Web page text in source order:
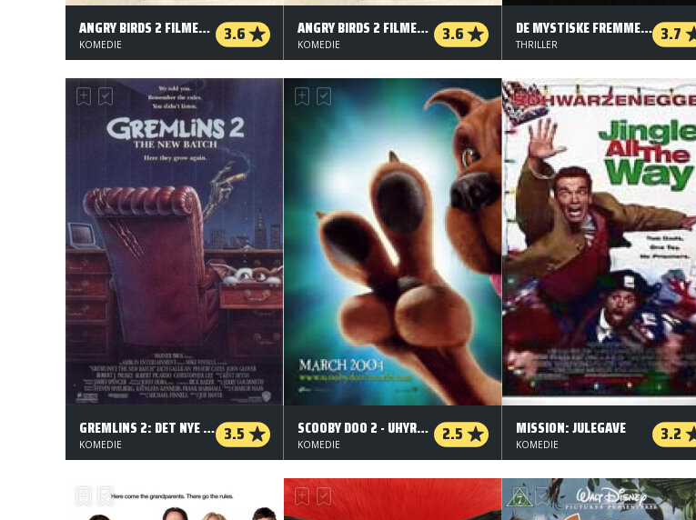
ANGRY BIRDS 2 FILMEN - 2D 3.6
KOMEDIE
ANGRY BIRDS 2 FILMEN - 3D 3.6
KOMEDIE
DE MYSTISKE FREMMEDE 3.7
THRILLER
GREMLINS 2: DET NYE KULD 3.5
KOMEDIE
SCOOBY DOO 2 - UHYRERNE ER LØS (ORG. VERSION) 2.5
KOMEDIE
MISSION: JULEGAVE 3.2
KOMEDIE